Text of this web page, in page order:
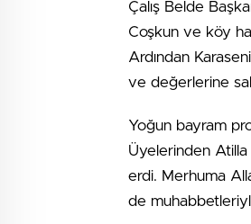
Çalış Belde
Coşkun ve köy
Ardından
ve değerlerine
Yoğun bayram
Üyelerinden Atilla
erdi. Merhuma
de